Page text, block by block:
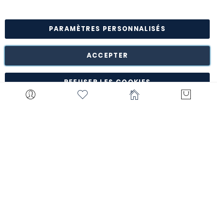
Retour des marchandises est possible* dans les 14 jours
suivant leur réception dans leur emballage d'origine intact à
notre entrepôt de Turnhout (Belgique).
*à l'exception de certains produits comme la
ACCEPTER
PARAMÈTRES PERSONNALISÉS
REFUSER LES COOKIES